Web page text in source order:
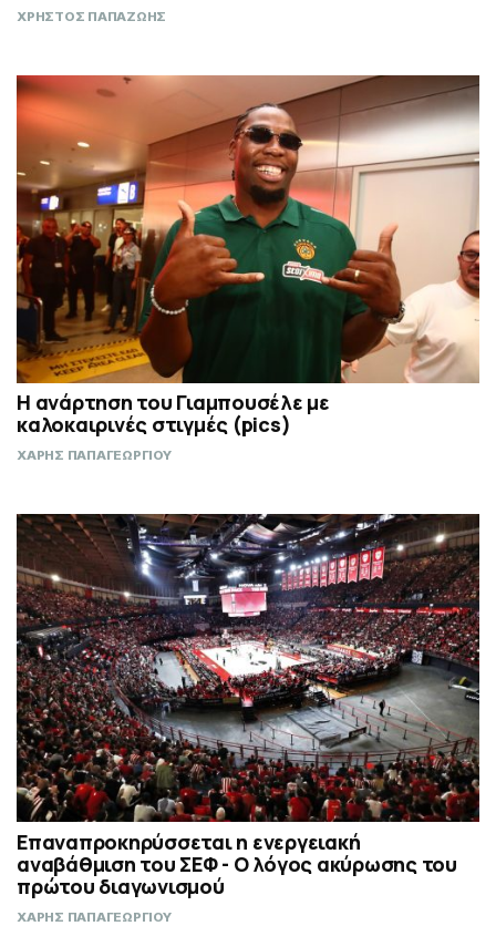
ΧΡΗΣΤΟΣ ΠΑΠΑΖΩΗΣ
Η ανάρτηση του Γιαμπουσέλε με
καλοκαιρινές στιγμές (pics)
ΧΑΡΗΣ ΠΑΠΑΓΕΩΡΓΙΟΥ
Επαναπροκηρύσσεται η ενεργειακή
αναβάθμιση του ΣΕΦ - Ο λόγος ακύρωσης του
πρώτου διαγωνισμού
ΧΑΡΗΣ ΠΑΠΑΓΕΩΡΓΙΟΥ